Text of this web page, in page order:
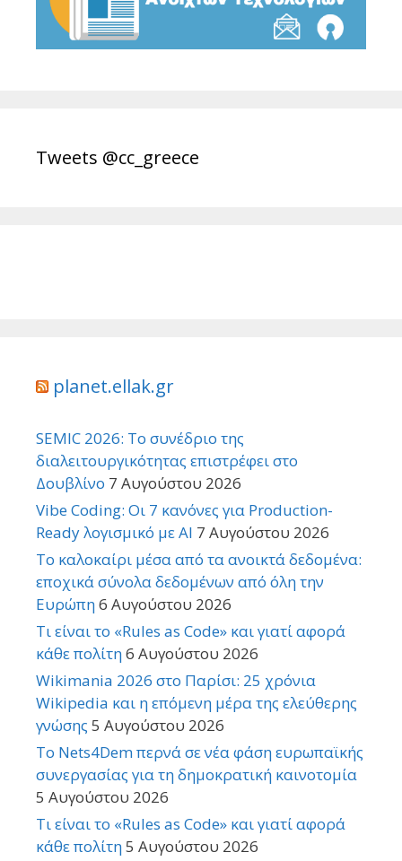
Tweets @cc_greece
planet.ellak.gr
SEMIC 2026: Το συνέδριο της
διαλειτουργικότητας επιστρέφει στο
Δουβλίνο 7 Αυγούστου 2026
Vibe Coding: Οι 7 κανόνες για Production-
Ready λογισμικό με AI 7 Αυγούστου 2026
Το καλοκαίρι μέσα από τα ανοικτά δεδομένα:
εποχικά σύνολα δεδομένων από όλη την
Ευρώπη6 Αυγούστου 2026
Τι είναι το «Rules as Code» και γιατί αφορά
κάθε πολίτη6 Αυγούστου 2026
Wikimania 2026 στο Παρίσι: 25 χρόνια
Wikipedia και η επόμενη μέρα της ελεύθερης
γνώσης 5 Αυγούστου 2026
Το Nets4Dem περνά σε νέα φάση ευρωπαϊκής
συνεργασίας για τη δημοκρατική καινοτομία
5 Αυγούστου 2026
Τι είναι το «Rules as Code» και γιατί αφορά
κάθε πολίτη5 Αυγούστου 2026